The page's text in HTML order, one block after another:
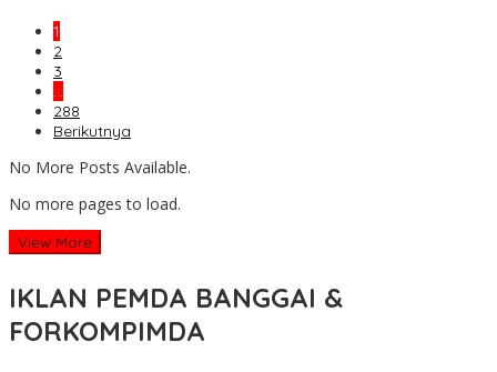
1
2
3
…
288
Berikutnya
No More Posts Available.
No more pages to load.
View More
IKLAN PEMDA BANGGAI &
FORKOMPIMDA